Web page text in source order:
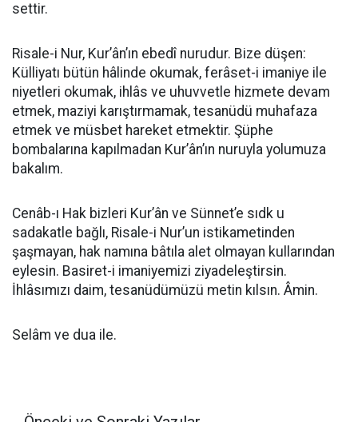
settir.
Risale-i Nur, Kur’ân’ın ebedî nurudur. Bize düşen:
Külliyatı bütün hâlinde okumak, ferâset-i imaniye ile
niyetleri okumak, ihlâs ve uhuvvetle hizmete devam
etmek, maziyi karıştırmamak, tesanüdü muhafaza
etmek ve müsbet hareket etmektir. Şüphe
bombalarına kapılmadan Kur’ân’ın nuruyla yolumuza
bakalım.
Cenâb-ı Hak bizleri Kur’ân ve Sünnet’e sıdk u
sadakatle bağlı, Risale-i Nur’un istikametinden
şaşmayan, hak namına bâtıla alet olmayan kullarından
eylesin. Basiret-i imaniyemizi ziyadeleştirsin.
İhlâsımızı daim, tesanüdümüzü metin kılsın. Âmin.
Selâm ve dua ile.